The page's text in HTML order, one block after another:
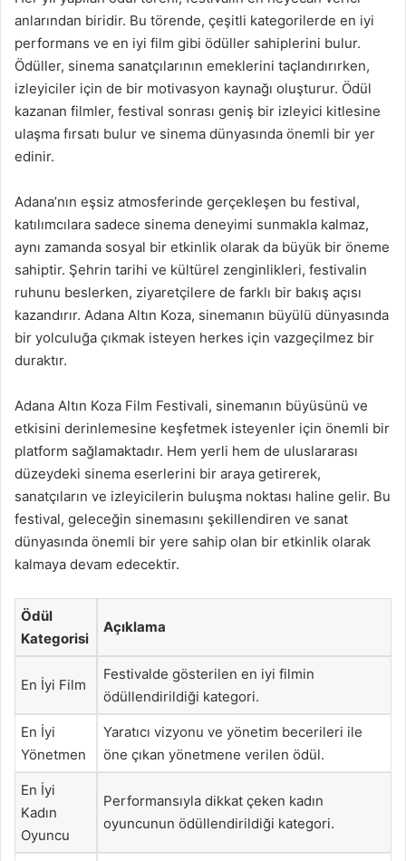
anlarından biridir. Bu törende, çeşitli kategorilerde en iyi
performans ve en iyi film gibi ödüller sahiplerini bulur.
Ödüller, sinema sanatçılarının emeklerini taçlandırırken,
izleyiciler için de bir motivasyon kaynağı oluşturur. Ödül
kazanan filmler, festival sonrası geniş bir izleyici kitlesine
ulaşma fırsatı bulur ve sinema dünyasında önemli bir yer
edinir.
Adana’nın eşsiz atmosferinde gerçekleşen bu festival,
katılımcılara sadece sinema deneyimi sunmakla kalmaz,
aynı zamanda sosyal bir etkinlik olarak da büyük bir öneme
sahiptir. Şehrin tarihi ve kültürel zenginlikleri, festivalin
ruhunu beslerken, ziyaretçilere de farklı bir bakış açısı
kazandırır. Adana Altın Koza, sinemanın büyülü dünyasında
bir yolculuğa çıkmak isteyen herkes için vazgeçilmez bir
duraktır.
Adana Altın Koza Film Festivali, sinemanın büyüsünü ve
etkisini derinlemesine keşfetmek isteyenler için önemli bir
platform sağlamaktadır. Hem yerli hem de uluslararası
düzeydeki sinema eserlerini bir araya getirerek,
sanatçıların ve izleyicilerin buluşma noktası haline gelir. Bu
festival, geleceğin sinemasını şekillendiren ve sanat
dünyasında önemli bir yere sahip olan bir etkinlik olarak
kalmaya devam edecektir.
Ödül
Kategorisi
Açıklama
En İyi Film
Festivalde gösterilen en iyi filmin
ödüllendirildiği kategori.
En İyi
Yönetmen
Yaratıcı vizyonu ve yönetim becerileri ile
öne çıkan yönetmene verilen ödül.
En İyi
Kadın
Oyuncu
Performansıyla dikkat çeken kadın
oyuncunun ödüllendirildiği kategori.